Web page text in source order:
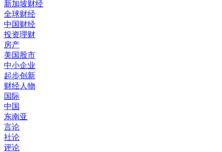
新加坡财经
全球财经
中国财经
投资理财
房产
美国股市
中小企业
起步创新
财经人物
国际
中国
东南亚
言论
社论
评论